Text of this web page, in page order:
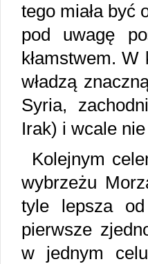
tego miała być
pod uwagę
kłamstwem. W
władzą
Syria,
Irak) i wcale
Kolejnym
wybrzeżu
tyle lepsza od
pierwsze
w jednym